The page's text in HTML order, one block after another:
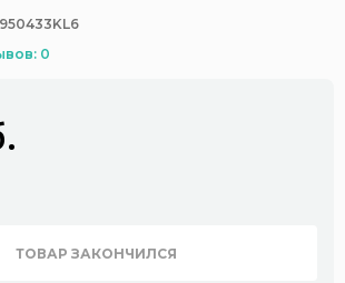
0
ТОВАР ЗАКОНЧИЛСЯ